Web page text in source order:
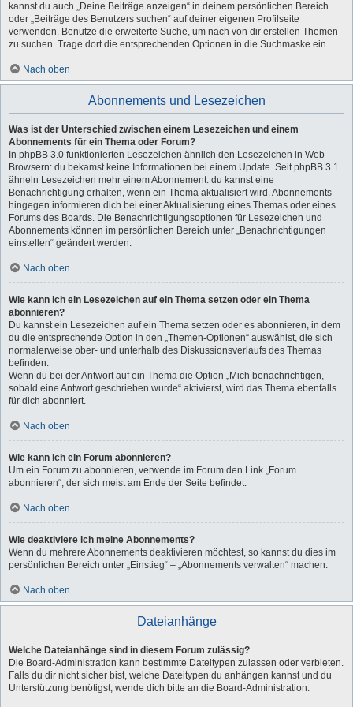
kannst du auch „Deine Beiträge anzeigen“ in deinem persönlichen Bereich
oder „Beiträge des Benutzers suchen“ auf deiner eigenen Profilseite
verwenden. Benutze die erweiterte Suche, um nach von dir erstellen Themen
zu suchen. Trage dort die entsprechenden Optionen in die Suchmaske ein.
Nach oben
Abonnements und Lesezeichen
Was ist der Unterschied zwischen einem Lesezeichen und einem
Abonnements für ein Thema oder Forum?
In phpBB 3.0 funktionierten Lesezeichen ähnlich den Lesezeichen in Web-
Browsern: du bekamst keine Informationen bei einem Update. Seit phpBB 3.1
ähneln Lesezeichen mehr einem Abonnement: du kannst eine
Benachrichtigung erhalten, wenn ein Thema aktualisiert wird. Abonnements
hingegen informieren dich bei einer Aktualisierung eines Themas oder eines
Forums des Boards. Die Benachrichtigungsoptionen für Lesezeichen und
Abonnements können im persönlichen Bereich unter „Benachrichtigungen
einstellen“ geändert werden.
Nach oben
Wie kann ich ein Lesezeichen auf ein Thema setzen oder ein Thema
abonnieren?
Du kannst ein Lesezeichen auf ein Thema setzen oder es abonnieren, in dem
du die entsprechende Option in den „Themen-Optionen“ auswählst, die sich
normalerweise ober- und unterhalb des Diskussionsverlaufs des Themas
befinden.
Wenn du bei der Antwort auf ein Thema die Option „Mich benachrichtigen,
sobald eine Antwort geschrieben wurde“ aktivierst, wird das Thema ebenfalls
für dich abonniert.
Nach oben
Wie kann ich ein Forum abonnieren?
Um ein Forum zu abonnieren, verwende im Forum den Link „Forum
abonnieren“, der sich meist am Ende der Seite befindet.
Nach oben
Wie deaktiviere ich meine Abonnements?
Wenn du mehrere Abonnements deaktivieren möchtest, so kannst du dies im
persönlichen Bereich unter „Einstieg“ – „Abonnements verwalten“ machen.
Nach oben
Dateianhänge
Welche Dateianhänge sind in diesem Forum zulässig?
Die Board-Administration kann bestimmte Dateitypen zulassen oder verbieten.
Falls du dir nicht sicher bist, welche Dateitypen du anhängen kannst und du
Unterstützung benötigst, wende dich bitte an die Board-Administration.